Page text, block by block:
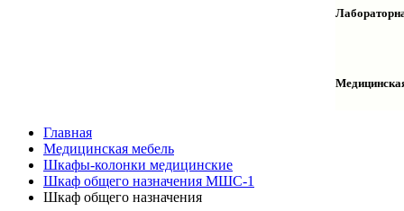
Столы
Шкафы
Шкафы
Тумбы
Главная
Медицинская мебель
Шкафы-колонки медицинские
Шкаф общего назначения МШС-1
Шкаф общего назначения